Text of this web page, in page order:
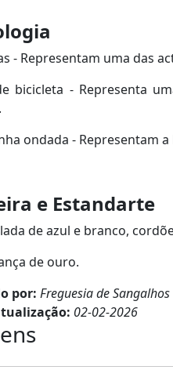
- Representam uma das
bicicleta - Representa
ondada - Representam
e Estandarte
de azul e branco,
de ouro.
por: Freguesia de Sangalhos
02-02-2026